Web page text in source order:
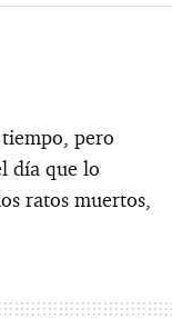
pero
día que lo
ratos muertos,